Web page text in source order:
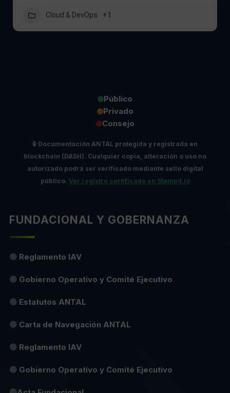
Cloud & DevOps +1
Público
Privado
Consejo
🔒 Documentación ANTAL protegida y registrada en
blockchain (DASH). Cualquier copia, alteración o uso no
autorizado podrá ser verificado mediante sello digital
público. Ver registro certificado en Stampd.io
FUNDACIONAL Y GOBERNANZA
🟢 Reglamento IAV
🟢 Gobierno Operativo y Comité Ejecutivo
🟢 Estatutos ANTAL
🟢 Carta de Navegación ANTAL
🟢 Reglamento IAV
🟢 Gobierno Operativo y Comité Ejecutivo